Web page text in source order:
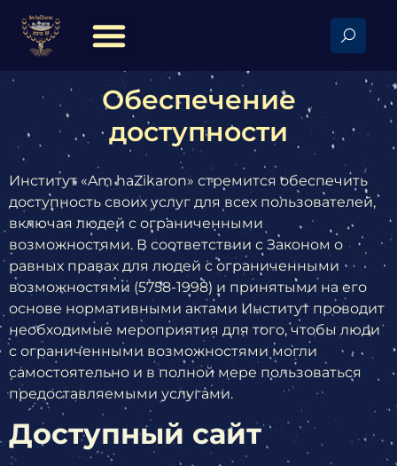
Обеспечение
доступности
Институт «Am haZikaron» стремится обеспечить
доступность своих услуг для всех пользователей,
включая людей с ограниченными
возможностями. В соответствии с Законом о
равных правах для людей с ограниченными
возможностями (5758-1998) и принятыми на его
основе нормативными актами Институт проводит
необходимые мероприятия для того, чтобы люди
с ограниченными возможностями могли
самостоятельно и в полной мере пользоваться
предоставляемыми услугами.
Доступный сайт